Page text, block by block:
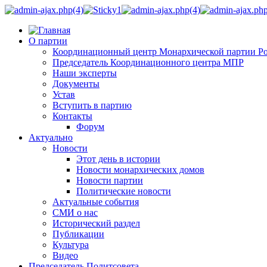
О партии
Координационный центр Монархической партии
Председатель Координационного центра МПР
Наши эксперты
Документы
Устав
Вступить в партию
Контакты
Форум
Актуально
Новости
Этот день в истории
Новости монархических домов
Новости партии
Политические новости
Актуальные события
СМИ о нас
Исторический раздел
Публикации
Культура
Видео